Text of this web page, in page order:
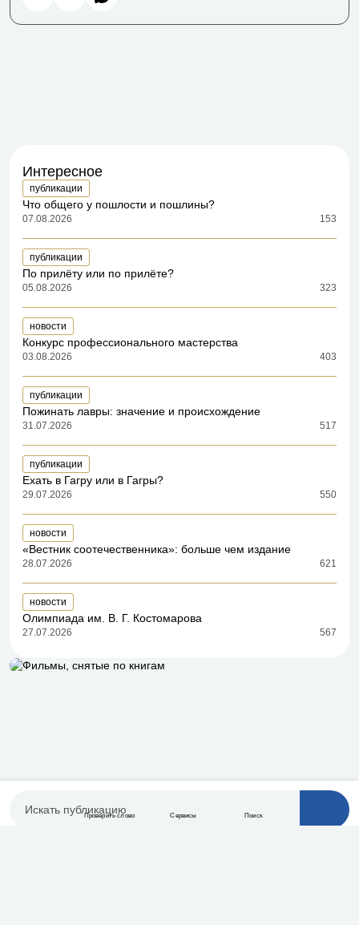
Проверить слово Сервисы Поиск
Интересное
публикации
Что общего у пошлости и пошлины?
07.08.2026 153
публикации
По прилёту или по прилёте?
05.08.2026 323
новости
Конкурс профессионального мастерства
03.08.2026 403
публикации
Пожинать лавры: значение и происхождение
31.07.2026 517
публикации
Ехать в Гагру или в Гагры?
29.07.2026 550
новости
«Вестник соотечественника»: больше чем издание
28.07.2026 621
новости
Олимпиада им. В. Г. Костомарова
27.07.2026 567
Публикации
Видео